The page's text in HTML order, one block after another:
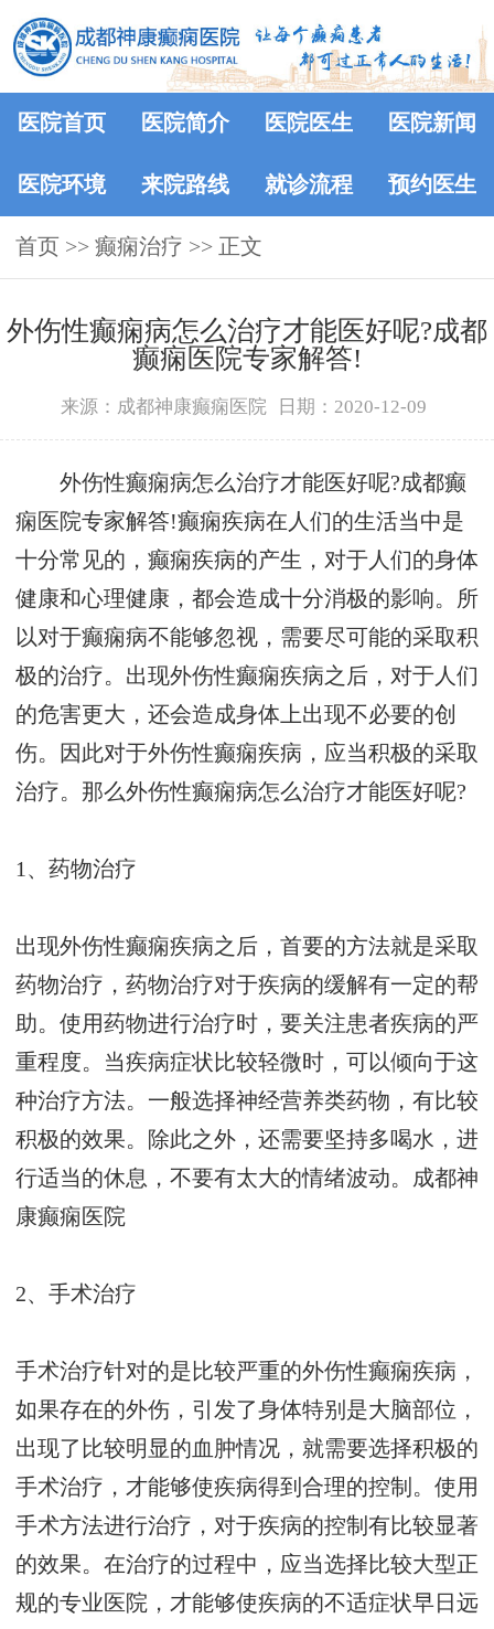
医院首页 医院简介 医院医生 医院新闻
医院环境 来院路线 就诊流程 预约医生
首页 >> 癫痫治疗 >> 正文
外伤性癫痫病怎么治疗才能医好呢?成都
癫痫医院专家解答!
来源：成都神康癫痫医院 日期：2020-12-09
外伤性癫痫病怎么治疗才能医好呢?成都癫
痫医院专家解答!癫痫疾病在人们的生活当中是
十分常见的，癫痫疾病的产生，对于人们的身体
健康和心理健康，都会造成十分消极的影响。所
以对于癫痫病不能够忽视，需要尽可能的采取积
极的治疗。出现外伤性癫痫疾病之后，对于人们
的危害更大，还会造成身体上出现不必要的创
伤。因此对于外伤性癫痫疾病，应当积极的采取
治疗。那么外伤性癫痫病怎么治疗才能医好呢?
1、药物治疗
出现外伤性癫痫疾病之后，首要的方法就是采取
药物治疗，药物治疗对于疾病的缓解有一定的帮
助。使用药物进行治疗时，要关注患者疾病的严
重程度。当疾病症状比较轻微时，可以倾向于这
种治疗方法。一般选择神经营养类药物，有比较
积极的效果。除此之外，还需要坚持多喝水，进
行适当的休息，不要有太大的情绪波动。 成都神
康癫痫医院
2、手术治疗
手术治疗针对的是比较严重的外伤性癫痫疾病，
如果存在的外伤，引发了身体特别是大脑部位，
出现了比较明显的血肿情况，就需要选择积极的
手术治疗，才能够使疾病得到合理的控制。使用
手术方法进行治疗，对于疾病的控制有比较显著
的效果。在治疗的过程中，应当选择比较大型正
规的专业医院，才能够使疾病的不适症状早日远